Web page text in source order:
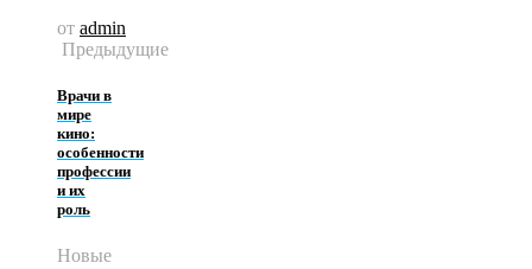
от admin
Предыдущие
Врачи в
мире
кино:
особенности
профессии
и их
роль
Новые